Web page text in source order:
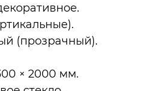
(прозрачный).
× 2000 мм.